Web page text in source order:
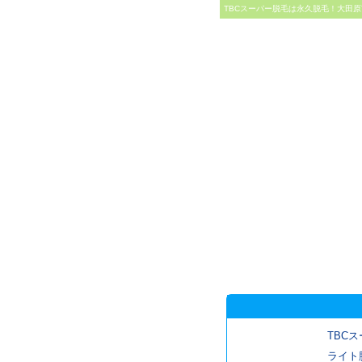
TBCスーパー脱毛は永久脱毛！大田
TBCス
ライト